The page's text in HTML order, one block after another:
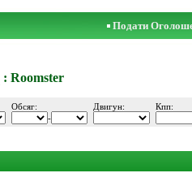
Подати
: Roomster
Обсяг:
-
Двигун: Кпп: